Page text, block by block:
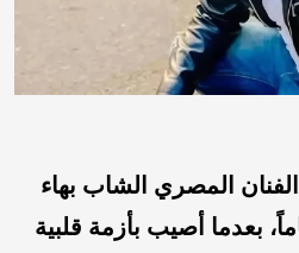
المصري الشاب بهاء
عن عمر 41 عاماً، بعدما أصيب بأزمة قلبية